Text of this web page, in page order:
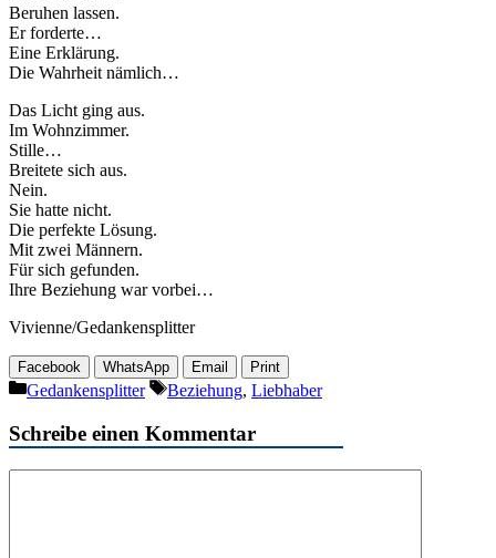
Beruhen lassen.
Er forderte…
Eine Erklärung.
Die Wahrheit nämlich…
Das Licht ging aus.
Im Wohnzimmer.
Stille…
Breitete sich aus.
Nein.
Sie hatte nicht.
Die perfekte Lösung.
Mit zwei Männern.
Für sich gefunden.
Ihre Beziehung war vorbei…
Vivienne/Gedankensplitter
Facebook WhatsApp Email Print
Kategorien
Gedankensplitter Schlagwörter
Beziehung, Liebhaber
Schreibe einen Kommentar